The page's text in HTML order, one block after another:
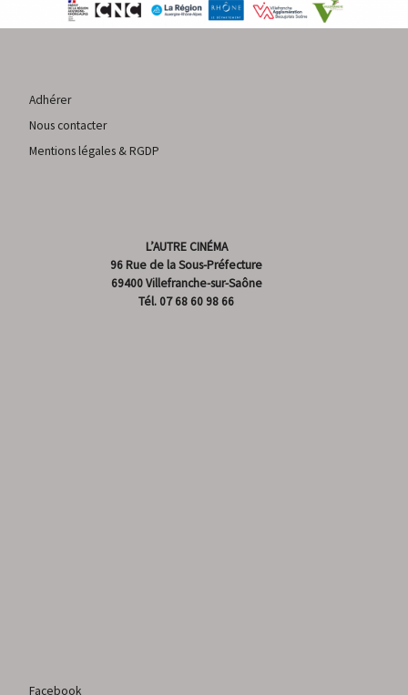
Adhérer
Nous contacter
Mentions légales & RGDP
L’AUTRE CINÉMA
96 Rue de la Sous-Préfecture
69400 Villefranche-sur-Saône
Tél. 07 68 60 98 66
Facebook